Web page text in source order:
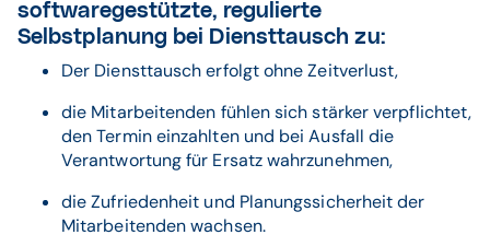
softwaregestützte, regulierte
Selbstplanung bei Diensttausch zu:
Der Diensttausch erfolgt ohne Zeitverlust,
die Mitarbeitenden fühlen sich stärker verpflichtet,
den Termin einzahlten und bei Ausfall die
Verantwortung für Ersatz wahrzunehmen,
die Zufriedenheit und Planungssicherheit der
Mitarbeitenden wachsen.